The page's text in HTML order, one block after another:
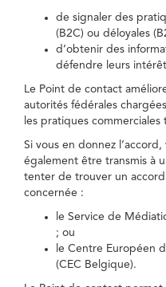
de signaler des
(B2C) ou déloyales
d’obtenir des
défendre leurs
Le Point de contact
autorités fédérales
les pratiques
Si vous en donnez
également être transmis à
tenter de trouver un
concernée :
le Service de
; ou
le Centre Européen
(CEC Belgique).